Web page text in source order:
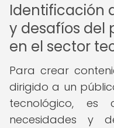
Identificación
y desafíos del
en el sector
Para crear
dirigido a un
tecnológico, es
necesidades y